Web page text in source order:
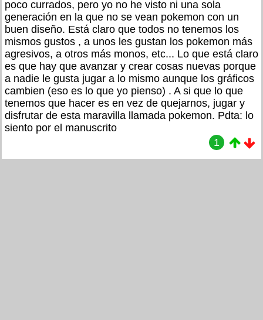
poco currados, pero yo no he visto ni una sola
generación en la que no se vean pokemon con un
buen diseño. Está claro que todos no tenemos los
mismos gustos , a unos les gustan los pokemon más
agresivos, a otros más monos, etc... Lo que está claro
es que hay que avanzar y crear cosas nuevas porque
a nadie le gusta jugar a lo mismo aunque los gráficos
cambien (eso es lo que yo pienso) . A si que lo que
tenemos que hacer es en vez de quejarnos, jugar y
disfrutar de esta maravilla llamada pokemon. Pdta: lo
siento por el manuscrito
1